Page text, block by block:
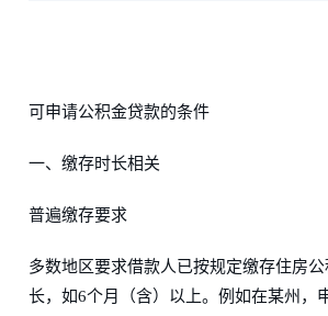
可申请公积金贷款的条件
一、缴存时长相关
普遍缴存要求
多数地区要求借款人已按规定缴存住房
长，如6个月（含）以上。例如在某州，